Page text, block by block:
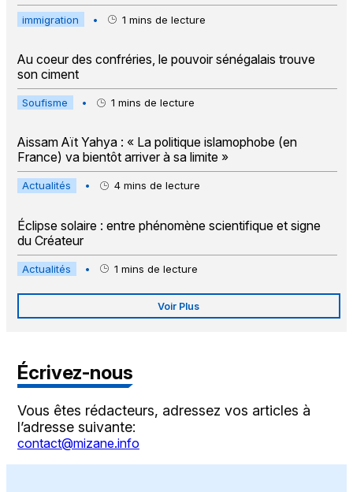
immigration • 1 mins de lecture
Au coeur des confréries, le pouvoir sénégalais trouve
son ciment
Soufisme • 1 mins de lecture
Aissam Aït Yahya : « La politique islamophobe (en
France) va bientôt arriver à sa limite »
Actualités • 4 mins de lecture
Éclipse solaire : entre phénomène scientifique et signe
du Créateur
Actualités • 1 mins de lecture
Voir Plus
Écrivez-nous
Vous êtes rédacteurs, adressez vos articles à
l’adresse suivante:
contact@mizane.info